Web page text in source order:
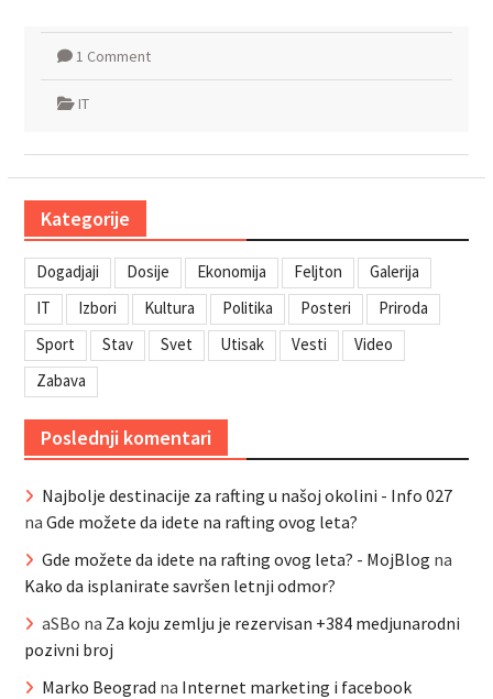
1 Comment
IT
Kategorije
Dogadjaji Dosije Ekonomija Feljton
Galerija
IT
Izbori Kultura Politika Posteri
Priroda
Sport
Stav Svet Utisak Vesti
Video
Zabava
Poslednji komentari
Najbolje destinacije za rafting u našoj okolini - Info 027
na Gde možete da idete na rafting ovog leta?
Gde možete da idete na rafting ovog leta? - MojBlog na
Kako da isplanirate savršen letnji odmor?
aSBo na Za koju zemlju je rezervisan +384 medjunarodni
pozivni broj
Marko Beograd na Internet marketing i facebook